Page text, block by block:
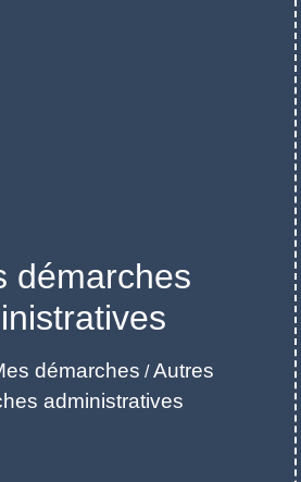
démarches
démarches /Autres
administratives